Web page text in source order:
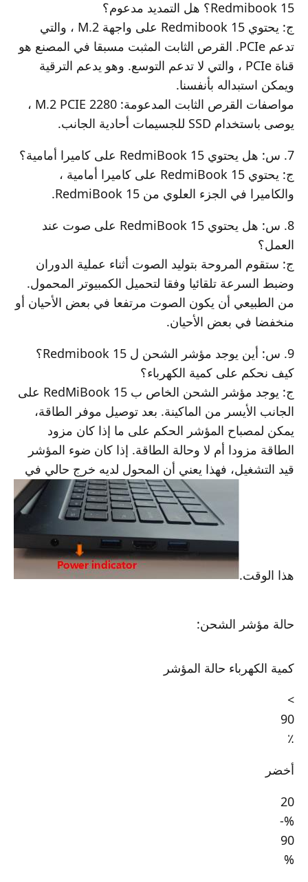
Redmibook 15؟ هل التمديد مدعوم؟
ج: يحتوي Redmibook 15 على واجهة M.2 ، والتي
تدعم PCIe. القرص الثابت المثبت مسبقا في المصنع هو
قناة PCIe ، والتي لا تدعم التوسع. وهو يدعم الترقية
ويمكن استبداله بأنفسنا.
مواصفات القرص الثابت المدعومة: M.2 PCIE 2280 ،
يوصى باستخدام SSD للجسيمات أحادية الجانب.
7. س: هل يحتوي RedmiBook 15 على كاميرا أمامية؟
ج: يحتوي RedmiBook 15 على كاميرا أمامية ،
والكاميرا في الجزء العلوي من RedmiBook 15.
8. س: هل يحتوي RedmiBook 15 على صوت عند
العمل؟
ج: ستقوم المروحة بتوليد الصوت أثناء عملية الدوران
وضبط السرعة تلقائيا وفقا لتحميل الكمبيوتر المحمول.
من الطبيعي أن يكون الصوت مرتفعا في بعض الأحيان أو
منخفضا في بعض الأحيان.
9. س: أين يوجد مؤشر الشحن ل Redmibook 15؟
كيف نحكم على كمية الكهرباء؟
ج: يوجد مؤشر الشحن الخاص ب RedMiBook 15 على
الجانب الأيسر من الماكينة. بعد توصيل موفر الطاقة،
يمكن لمصباح المؤشر الحكم على ما إذا كان مزود
الطاقة مزودا أم لا وحالة الطاقة. إذا كان ضوء المؤشر
قيد التشغيل، فهذا يعني أن المحول لديه خرج حالي في
هذا الوقت.
حالة مؤشر الشحن:
كمية الكهرباء حالة المؤشر
>
90
٪
أخضر
20
%-
90
%